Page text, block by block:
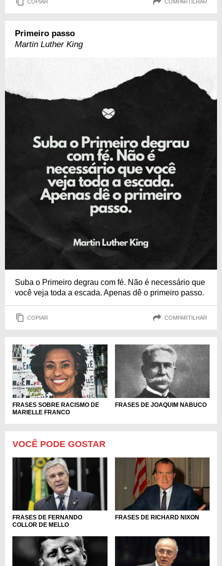
COPIAR COMPARTILHAR
Primeiro passo
Martin Luther King
Suba o Primeiro degrau com fé. Não é necessário que
você veja toda a escada. Apenas dê o primeiro passo.
COPIAR COMPARTILHAR
FRASES SOBRE RACISMO DE
MARIELLE FRANCO
FRASES DE JOAQUIM NABUCO
VOCÊ PODE GOSTAR
FRASES DE FERNANDO
COLLOR DE MELLO
FRASES DE RICHARD NIXON